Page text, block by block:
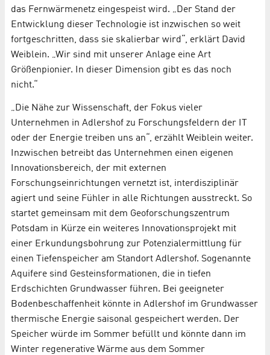
das Fernwärmenetz eingespeist wird. „Der Stand der
Entwicklung dieser Technologie ist inzwischen so weit
fortgeschritten, dass sie skalierbar wird“, erklärt David
Weiblein. „Wir sind mit unserer Anlage eine Art
Größenpionier. In dieser Dimension gibt es das noch
nicht.“
„Die Nähe zur Wissenschaft, der Fokus vieler
Unternehmen in Adlershof zu Forschungsfeldern der IT
oder der Energie treiben uns an“, erzählt Weiblein weiter.
Inzwischen betreibt das Unternehmen einen eigenen
Innovationsbereich, der mit externen
Forschungseinrichtungen vernetzt ist, interdisziplinär
agiert und seine Fühler in alle Richtungen ausstreckt. So
startet gemeinsam mit dem Geoforschungszentrum
Potsdam in Kürze ein weiteres Innovationsprojekt mit
einer Erkundungsbohrung zur Potenzialermittlung für
einen Tiefenspeicher am Standort Adlershof. Sogenannte
Aquifere sind Gesteinsformationen, die in tiefen
Erdschichten Grundwasser führen. Bei geeigneter
Bodenbeschaffenheit könnte in Adlershof im Grundwasser
thermische Energie saisonal gespeichert werden. Der
Speicher würde im Sommer befüllt und könnte dann im
Winter regenerative Wärme aus dem Sommer